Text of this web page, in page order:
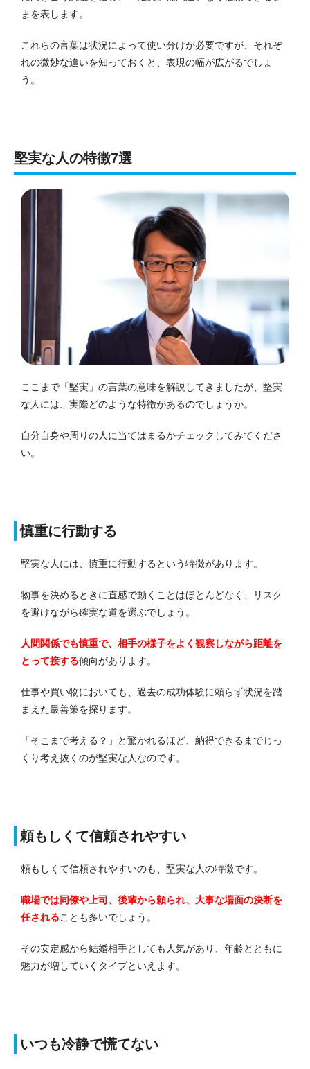
まを表します。
これらの言葉は状況によって使い分けが必要ですが、それぞ
れの微妙な違いを知っておくと、表現の幅が広がるでしょ
う。
堅実な人の特徴7選
ここまで「堅実」の言葉の意味を解説してきましたが、堅実
な人には、実際どのような特徴があるのでしょうか。
自分自身や周りの人に当てはまるかチェックしてみてくださ
い。
慎重に行動する
堅実な人には、慎重に行動するという特徴があります。
物事を決めるときに直感で動くことはほとんどなく、リスク
を避けながら確実な道を選ぶでしょう。
人間関係でも慎重で、相手の様子をよく観察しながら距離を
とって接する傾向があります。
仕事や買い物においても、過去の成功体験に頼らず状況を踏
まえた最善策を探ります。
「そこまで考える？」と驚かれるほど、納得できるまでじっ
くり考え抜くのが堅実な人なのです。
頼もしくて信頼されやすい
頼もしくて信頼されやすいのも、堅実な人の特徴です。
職場では同僚や上司、後輩から頼られ、大事な場面の決断を
任されることも多いでしょう。
その安定感から結婚相手としても人気があり、年齢とともに
魅力が増していくタイプといえます。
いつも冷静で慌てない